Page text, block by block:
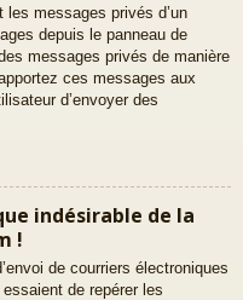
messages privés d’un
depuis le panneau de
messages privés de manière
ces messages aux
d’envoyer des
indésirable de la
!
de courriers électroniques
de repérer les